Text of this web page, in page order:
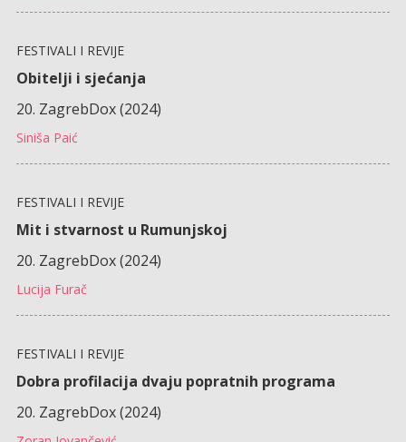
FESTIVALI I REVIJE
Obitelji i sjećanja
20. ZagrebDox (2024)
Siniša Paić
FESTIVALI I REVIJE
Mit i stvarnost u Rumunjskoj
20. ZagrebDox (2024)
Lucija Furač
FESTIVALI I REVIJE
Dobra profilacija dvaju popratnih programa
20. ZagrebDox (2024)